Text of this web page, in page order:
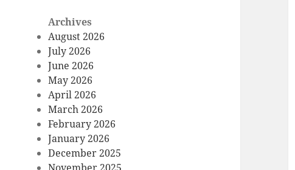
Archives
August 2026
July 2026
June 2026
May 2026
April 2026
March 2026
February 2026
January 2026
December 2025